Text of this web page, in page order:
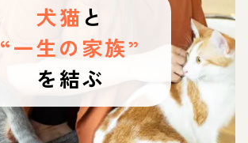
犬猫 と
“一生の家族”
を結ぶ